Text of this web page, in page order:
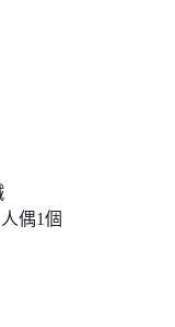
偶1個